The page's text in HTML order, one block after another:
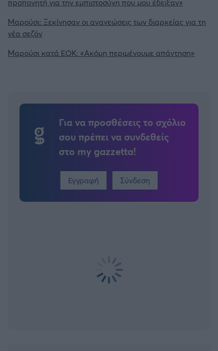
προπονητή για την εμπιστοσύνη που μου έδειξαν»
Μαρούσι: Ξεκίνησαν οι ανανεώσεις των διαρκείας για τη
νέα σεζόν
Μαρούσι κατά ΕΟΚ: «Ακόμη περιμένουμε απάντηση»
Για να προσθέσεις το σχόλιο
σου πρέπει να συνδεθείς
στο my gazzetta!
Εγγραφή Σύνδεση